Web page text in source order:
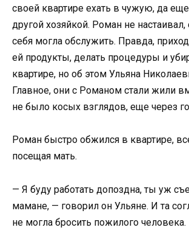
своей квартире ехать в чужую, да
другой хозяйкой. Роман не настаивал,
себя могла обслужить. Правда,
ей продукты, делать процедуры и
квартире, но об этом Ульяна
Главное, они с Романом стали жили
не было косых взглядов, еще через
Роман быстро обжился в квартире,
посещая мать.
— Я буду работать допоздна, ты уж
мамане, — говорил он Ульяне. И та
не могла бросить пожилого человека.